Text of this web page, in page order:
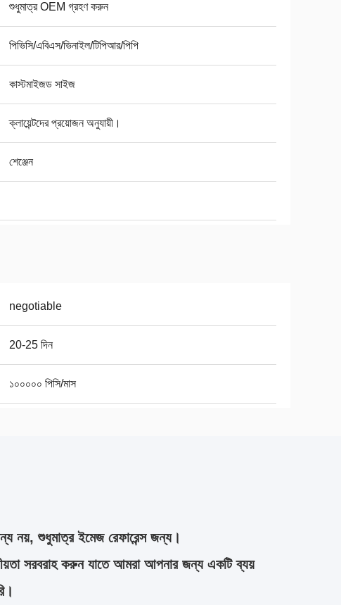
শুধুমাত্র OEM গ্রহণ করুন
পিভিসি/এবিএস/ভিনাইল/টিপিআর/পিপি
কাস্টমাইজড সাইজ
ক্লায়েন্টদের প্রয়োজন অনুযায়ী।
শেঞ্জেন
negotiable
20-25 দিন
১০০০০০ পিসি/মাস
নয়, শুধুমাত্র ইমেজ রেফারেন্স জন্য।
সরবরাহ করুন যাতে আমরা আপনার জন্য একটি ব্যয়